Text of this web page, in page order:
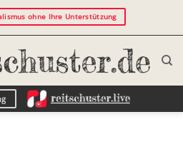
ohne Ihre Unterstützung